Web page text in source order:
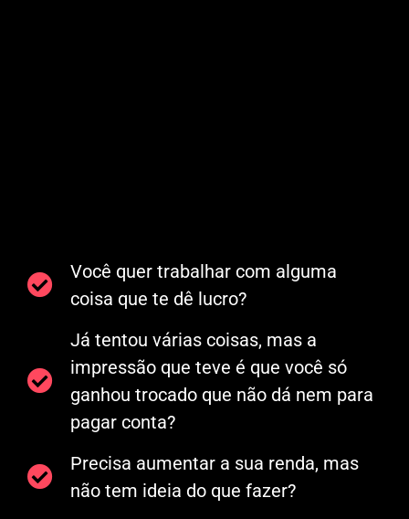
Você quer trabalhar com alguma
coisa que te dê lucro?
Já tentou várias coisas, mas a
impressão que teve é que você só
ganhou trocado que não dá nem para
pagar conta?
Precisa aumentar a sua renda, mas
não tem ideia do que fazer?